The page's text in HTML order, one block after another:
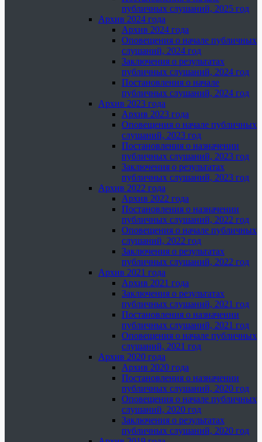
публичных слушаний, 2025 год
Архив 2024 года
Архив 2024 года
Оповещения о начале публичных
слушаний, 2024 год
Заключения о результатах
публичных слушаний, 2024 год
Постановления о начале
публичных слушаний, 2024 год
Архив 2023 года
Архив 2023 года
Оповещения о начале публичных
слушаний, 2023 год
Постановления о назначении
публичных слушаний, 2023 год
Заключения о результатах
публичных слушаний, 2023 год
Архив 2022 года
Архив 2022 года
Постановления о назначении
публичных слушаний, 2022 год
Оповещения о начале публичных
слушаний, 2022 год
Заключения о результатах
публичных слушаний, 2022 год
Архив 2021 года
Архив 2021 года
Заключения о результатах
публичных слушаний, 2021 год
Постановления о назначении
публичных слушаний, 2021 год
Оповещения о начале публичных
слушаний, 2021 год
Архив 2020 года
Архив 2020 года
Постановления о назначении
публичных слушаний, 2020 год
Оповещения о начале публичных
слушаний, 2020 год
Заключения о результатах
публичных слушаний, 2020 год